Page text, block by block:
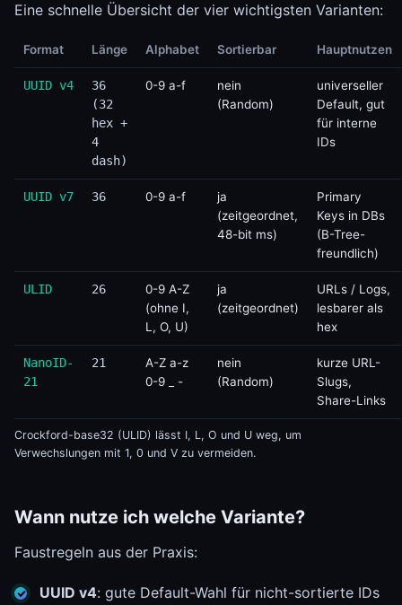
Eine schnelle Übersicht der vier wichtigsten Varianten:
Format Länge Alphabet Sortierbar Hauptnutzen
UUID v4
36
(32
hex +
4
dash)
0-9 a-f
nein
(Random)
universeller
Default, gut
für interne
IDs
UUID v7 36 0-9 a-f
ja
(zeitgeordnet,
48-bit ms)
Primary
Keys in DBs
(B-Tree-
freundlich)
ULID 26
0-9 A-Z
(ohne I,
L, O, U)
ja
(zeitgeordnet)
URLs / Logs,
lesbarer als
hex
NanoID-
21
21
A-Z a-z
0-9 _ -
nein
(Random)
kurze URL-
Slugs,
Share-Links
Crockford-base32 (ULID) lässt I, L, O und U weg, um
Verwechslungen mit 1, 0 und V zu vermeiden.
Wann nutze ich welche Variante?
Faustregeln aus der Praxis:
UUID v4: gute Default-Wahl für nicht-sortierte IDs